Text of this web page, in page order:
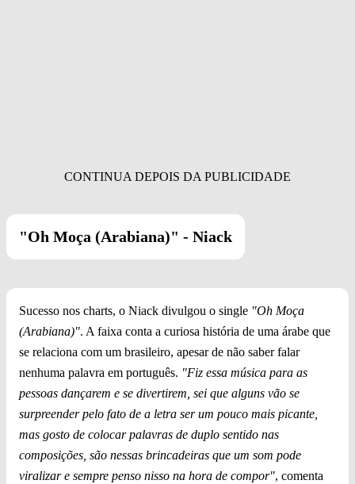
"Oh Moça (Arabiana)" - Niack
Sucesso nos charts, o Niack divulgou o single "Oh Moça
(Arabiana)". A faixa conta a curiosa história de uma árabe que
se relaciona com um brasileiro, apesar de não saber falar
nenhuma palavra em português. "Fiz essa música para as
pessoas dançarem e se divertirem, sei que alguns vão se
surpreender pelo fato de a letra ser um pouco mais picante,
mas gosto de colocar palavras de duplo sentido nas
composições, são nessas brincadeiras que um som pode
viralizar e sempre penso nisso na hora de compor", comenta